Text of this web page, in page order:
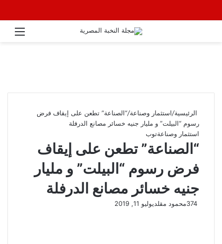
الرئيسية/استثمار وصناعة/“الصناعة” تطعن على إيقاف فرض
رسوم “البيلت” و مليار جنيه خسائر مصانع الدرفلة
استثمار وصناعةتوب
“الصناعة” تطعن على إيقاف
فرض رسوم “البيلت” و مليار
جنيه خسائر مصانع الدرفلة
محمود مقلديوليو 11, 2019